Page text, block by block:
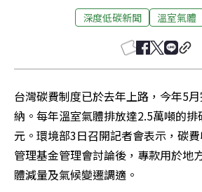
深度低碳新聞 溫室氣體
台灣碳費制度已於去年上路，今年5
納。每年溫室氣體排放達2.5萬噸的
元。環境部3日召開記者會表示，碳
管理基金管理會討論後，專款用於地
體減量及氣候變遷調適。